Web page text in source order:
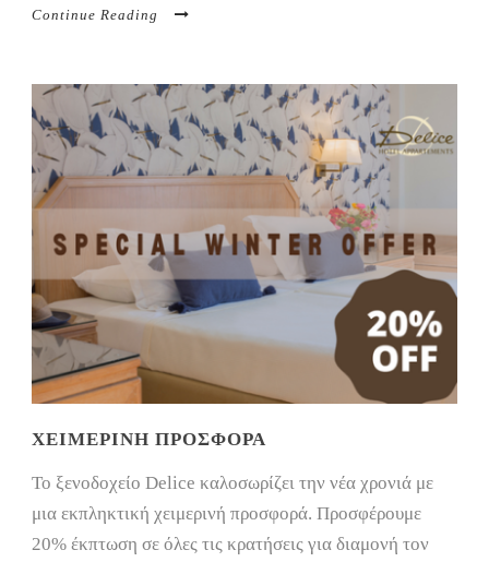
Continue Reading
ΧΕΙΜΕΡΙΝΉ ΠΡΟΣΦΟΡΆ
Το ξενοδοχείο Delice καλοσωρίζει την νέα χρονιά με
μια εκπληκτική χειμερινή προσφορά. Προσφέρουμε
20% έκπτωση σε όλες τις κρατήσεις για διαμονή τον